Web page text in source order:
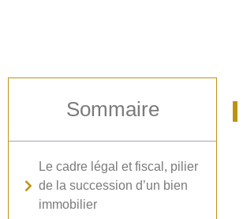
Sommaire
Le cadre légal et fiscal, pilier
de la succession d’un bien
immobilier